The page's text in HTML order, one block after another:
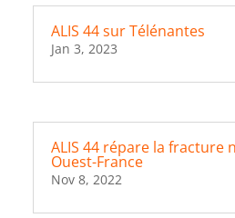
ALIS 44 sur Télénantes
Jan 3, 2023
ALIS 44 répare la fracture
Ouest-France
Nov 8, 2022